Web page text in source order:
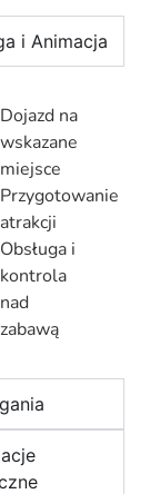
i Animacja
Dojazd na
wskazane
miejsce
Przygotowanie
atrakcji
Obsługa i
kontrola
nad
zabawą